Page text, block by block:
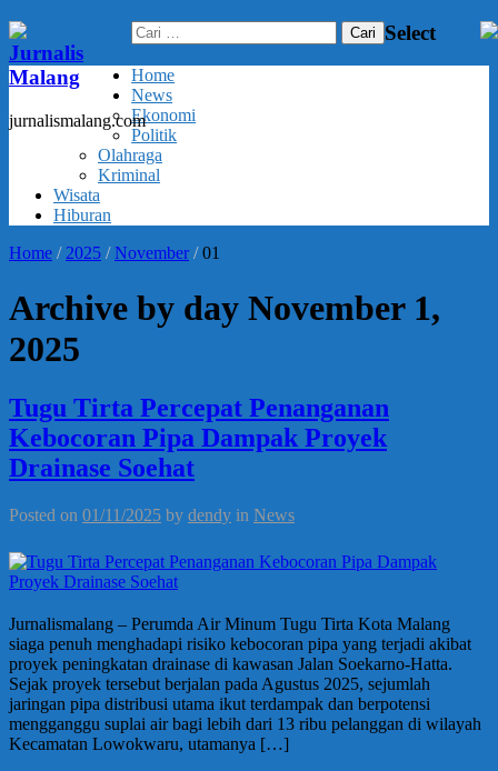
Jurnalis
Malang
jurnalismalang.com
Cari
untuk:
Select
Home
News
Ekonomi
Politik
Olahraga
Kriminal
Wisata
Hiburan
Home /2025 /November /01
Archive by day November 1,
2025
Tugu Tirta Percepat Penanganan
Kebocoran Pipa Dampak Proyek
Drainase Soehat
Posted on 01/11/2025 by dendy in News
Jurnalismalang – Perumda Air Minum Tugu Tirta Kota Malang
siaga penuh menghadapi risiko kebocoran pipa yang terjadi akibat
proyek peningkatan drainase di kawasan Jalan Soekarno-Hatta.
Sejak proyek tersebut berjalan pada Agustus 2025, sejumlah
jaringan pipa distribusi utama ikut terdampak dan berpotensi
mengganggu suplai air bagi lebih dari 13 ribu pelanggan di wilayah
Kecamatan Lowokwaru, utamanya […]